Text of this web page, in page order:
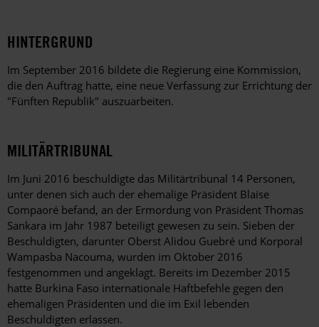
HINTERGRUND
Im September 2016 bildete die Regierung eine Kommission,
die den Auftrag hatte, eine neue Verfassung zur Errichtung der
"Fünften Republik" auszuarbeiten.
MILITÄRTRIBUNAL
Im Juni 2016 beschuldigte das Militärtribunal 14 Personen,
unter denen sich auch der ehemalige Präsident Blaise
Compaoré befand, an der Ermordung von Präsident Thomas
Sankara im Jahr 1987 beteiligt gewesen zu sein. Sieben der
Beschuldigten, darunter Oberst Alidou Guebré und Korporal
Wampasba Nacouma, wurden im Oktober 2016
festgenommen und angeklagt. Bereits im Dezember 2015
hatte Burkina Faso internationale Haftbefehle gegen den
ehemaligen Präsidenten und die im Exil lebenden
Beschuldigten erlassen.